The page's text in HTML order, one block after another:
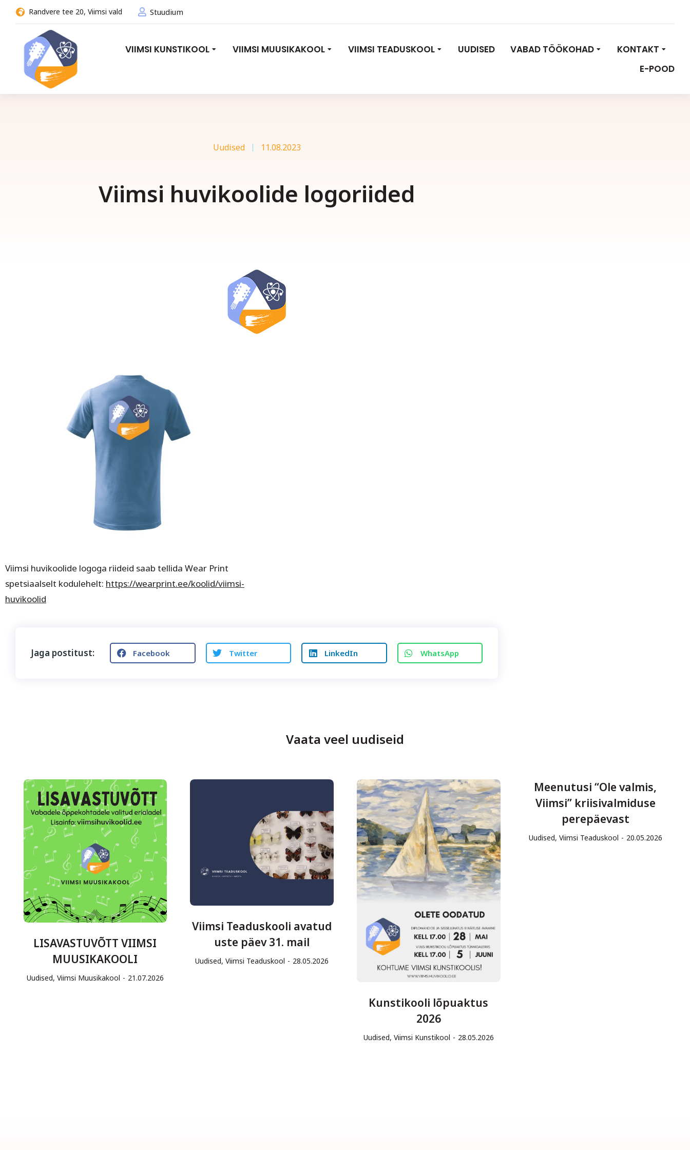
Randvere tee 20, Viimsi vald Stuudium
VIIMSI KUNSTIKOOL VIIMSI MUUSIKAKOOL VIIMSI TEADUSKOOL UUDISED VABAD TÖÖKOHAD
KONTAKT
E-POOD
Uudised 11.08.2023
Viimsi huvikoolide logoriided
Viimsi huvikoolide logoga riideid saab tellida Wear Print
spetsiaalselt kodulehelt: https://wearprint.ee/koolid/viimsi-
huvikoolid
Jaga postitust: Facebook Twitter LinkedIn WhatsApp
Vaata veel uudiseid
LISAVASTUVÕTT VIIMSI
MUUSIKAKOOLI
Uudised, Viimsi Muusikakool 21.07.2026
Viimsi Teaduskooli avatud
uste päev 31. mail
Uudised,Viimsi Teaduskool 28.05.2026
Kunstikooli lõpuaktus
2026
Uudised, Viimsi Kunstikool 28.05.2026
Meenutusi “Ole valmis,
Viimsi” kriisivalmiduse
perepäevast
Uudised, Viimsi Teaduskool 20.05.2026